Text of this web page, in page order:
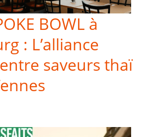
BOWL à
: L’alliance
saveurs thaï